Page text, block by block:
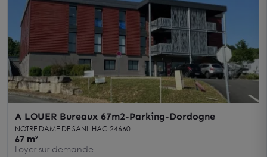
A LOUER Bureaux 67m2-Parking-Dordogne
NOTRE DAME DE SANILHAC 24660
67 m²
Loyer sur demande